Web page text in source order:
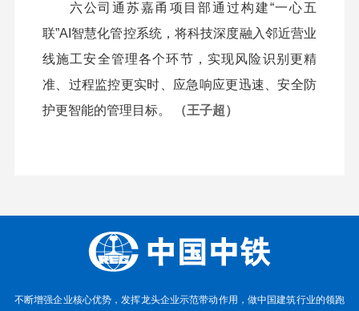
六公司通苏嘉甬项目部通过构建“一心五
联”AI智慧化管控系统，将科技深度融入邻近营业
线施工安全管理各个环节，实现风险识别更精
准、过程监控更实时、应急响应更迅速、安全防
护更智能的管理目标。
（王子超）
不断增强企业核心优势，发挥龙头企业示范带动作用，做中国建筑行业的领跑